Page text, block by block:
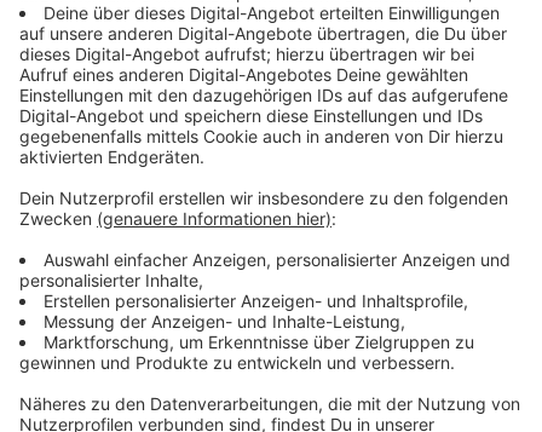
Anzeige
Wir benötigen Ihre
Zustimmung, um den YouTube
Video-Service zu laden!
Drittanbieters, um Videoinhalte
einzubetten. Dieser Service kann
Daten zu Ihren Aktivitäten
sammeln. Bitte lesen Sie die
Nutzung des Service zu, um dieses